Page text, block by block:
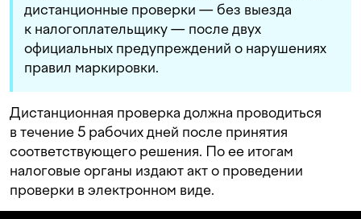
дистанционные проверки — без выезда
к налогоплательщику — после двух
официальных предупреждений о нарушениях
правил маркировки.
Дистанционная проверка должна проводиться
в течение 5 рабочих дней после принятия
соответствующего решения. По ее итогам
налоговые органы издают акт о проведении
проверки в электронном виде.